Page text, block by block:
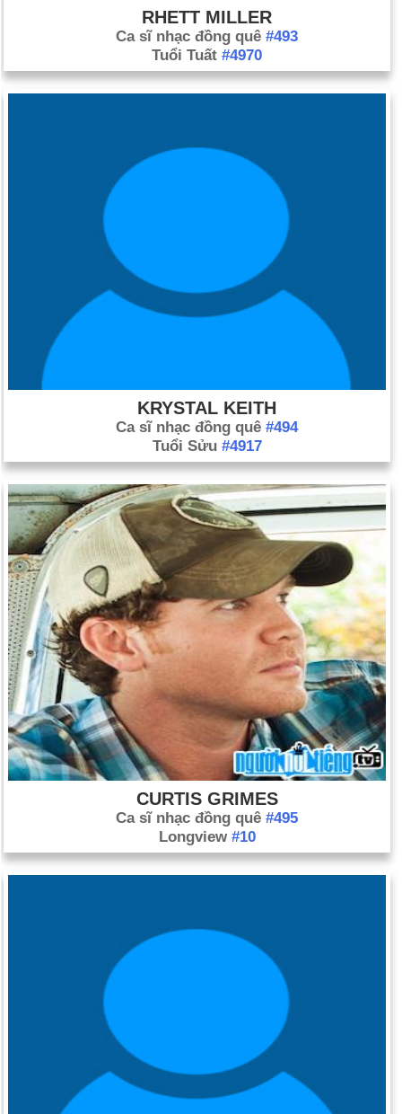
RHETT MILLER
Ca sĩ nhạc đồng quê #493
Tuổi Tuất #4970
KRYSTAL KEITH
Ca sĩ nhạc đồng quê #494
Tuổi Sửu #4917
CURTIS GRIMES
Ca sĩ nhạc đồng quê #495
Longview #10